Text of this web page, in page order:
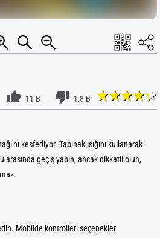
11 B 1,8 B
keşfediyor. Tapınak ışığını kullanarak
arasında geçiş yapın, ancak dikkatli olun,
Mobilde kontrolleri seçenekler